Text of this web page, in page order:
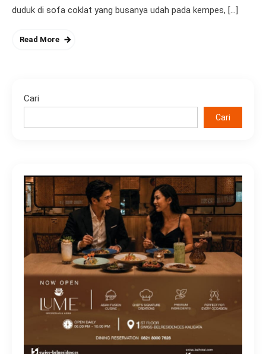
duduk di sofa coklat yang busanya udah pada kempes, […]
Read More
Cari
Cari